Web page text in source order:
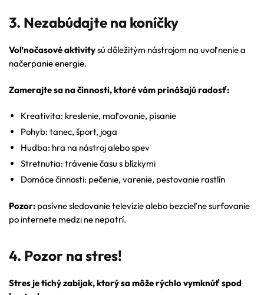
3. Nezabúdajte na koníčky
Voľnočasové aktivitysú dôležitým nástrojom na uvoľnenie a
načerpanie energie.
Zamerajte sa na činnosti, ktoré vám prinášajú radosť:
Kreativita: kreslenie, maľovanie, písanie
Pohyb: tanec, šport, joga
Hudba: hra na nástroj alebo spev
Stretnutia: trávenie času s blízkymi
Domáce činnosti: pečenie, varenie, pestovanie rastlín
Pozor: pasívne sledovanie televízie alebo bezcieľne surfovanie
po internete medzi ne nepatrí.
4. Pozor na stres!
Stres je tichý zabijak, ktorý sa môže rýchlo vymknúť spod